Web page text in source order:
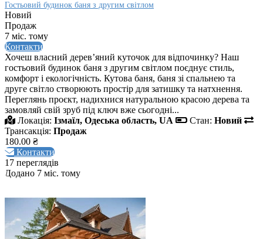
Гостьовий будинок баня з другим світлом
Новий
Продаж
7 міс. тому
Контакти
Хочеш власний дерев’яний куточок для відпочинку? Наш
гостьовий будинок баня з другим світлом поєднує стиль,
комфорт і екологічність. Кутова баня, баня зі спальнею та
друге світло створюють простір для затишку та натхнення.
Переглянь проєкт, надихнися натуральною красою дерева та
замовляй свій зруб під ключ вже сьогодні...
Локація: Ізмаїл, Одеська область, UA Стан: Новий
Трансакція: Продаж
180.00 ₴
Контакти
17 переглядів
Додано 7 міс. тому